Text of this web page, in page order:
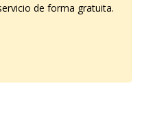
de forma gratuita.